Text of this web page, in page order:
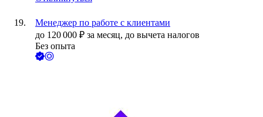
Менеджер по работе с клиентами
до 120 000 ₽ за месяц, до вычета налогов
Без опыта